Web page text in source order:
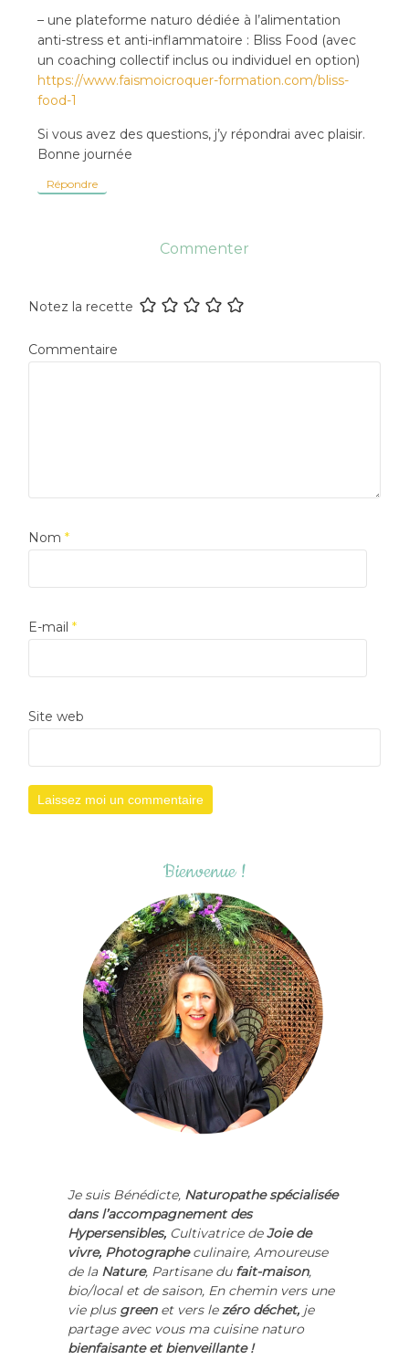
– une plateforme naturo dédiée à l’alimentation
anti-stress et anti-inflammatoire : Bliss Food (avec
un coaching collectif inclus ou individuel en option)
https://www.faismoicroquer-formation.com/bliss-
food-1
Si vous avez des questions, j’y répondrai avec plaisir.
Bonne journée
Répondre
Commenter
Notez la recette
Commentaire
Nom*
E-mail*
Site web
Bienvenue !
Je suis Bénédicte, Naturopathe spécialisée
dans l’accompagnement des
Hypersensibles, Cultivatrice deJoie de
vivre, Photographeculinaire, Amoureuse
de la Nature, Partisane du fait-maison,
bio/local et de saison, En chemin vers une
vie plus green et vers lezéro déchet, je
partage avec vous ma cuisine naturo
bienfaisante et bienveillante !